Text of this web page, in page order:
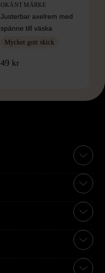
OKÄNT MÄRKE
Justerbar axelrem med
spänne till väska
Mycket gott skick
49 kr